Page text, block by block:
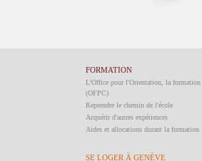
FORMATION
L'Office pour l'Orientation, la formation
(OFPC)
Reprendre le chemin de l'école
Acquérir d'autres expériences
Aides et allocations durant la formation
SE LOGER À GENÈVE